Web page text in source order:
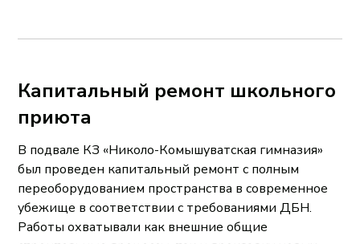
Капитальный ремонт школьного
приюта
В подвале КЗ «Николо-Комышуватская гимназия»
был проведен капитальный ремонт с полным
переоборудованием пространства в современное
убежище в соответствии с требованиями ДБН.
Работы охватывали как внешние общие